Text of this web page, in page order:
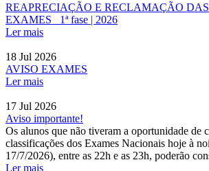
REAPRECIAÇÃO E RECLAMAÇÃO DAS
EXAMES _1ª fase | 2026
Ler mais
18 Jul 2026
AVISO EXAMES
Ler mais
17 Jul 2026
Aviso importante!
Os alunos que não tiveram a oportunidade de
classificações dos Exames Nacionais hoje à
17/7/2026), entre as 22h e as 23h, poderão
Ler mais